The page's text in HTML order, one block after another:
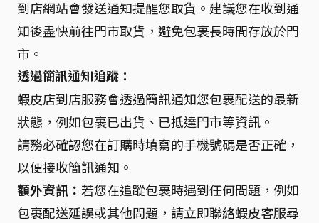
到店網站會發送通知提醒您取貨。建議您在收到通
知後盡快前往門市取貨，避免包裹長時間存放於門
市。
透過簡訊通知追蹤：
蝦皮店到店服務會透過簡訊通知您包裹配送的最新
狀態，例如包裹已出貨、已抵達門市等資訊。
請務必確認您在訂購時填寫的手機號碼是否正確，
以便接收簡訊通知。
額外資訊： 若您在追蹤包裹時遇到任何問題，例如
包裹配送延誤或其他問題，請立即聯絡蝦皮客服尋